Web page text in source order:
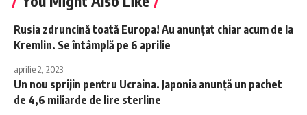
Rusia zdruncină toată Europa! Au anunțat chiar acum de la
Kremlin. Se întâmplă pe 6 aprilie
aprilie 2, 2023
Un nou sprijin pentru Ucraina. Japonia anunță un pachet
de 4,6 miliarde de lire sterline